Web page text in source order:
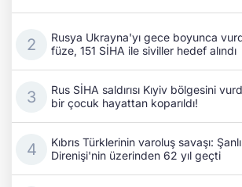
Rusya Ukrayna'yı gece boyunca
füze, 151 SİHA ile siviller hedef alındı
Rus SİHA saldırısı Kıyiv bölgesini
bir çocuk hayattan koparıldı!
Kıbrıs Türklerinin varoluş savaşı:
Direnişi'nin üzerinden 62 yıl geçti